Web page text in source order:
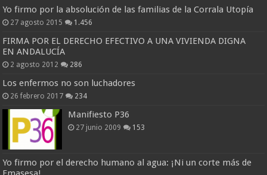
Yo firmo por la absolución de las familias de la Corrala Utopía
27 agosto 2015 1.456
FIRMA POR EL DERECHO EFECTIVO A UNA VIVIENDA DIGNA
EN ANDALUCÍA
2 agosto 2012 286
Los enfermos no son luchadores
26 febrero 2017 234
Manifiesto P36
27 junio 2009 153
Yo firmo por el derecho humano al agua: ¡Ni un corte más de